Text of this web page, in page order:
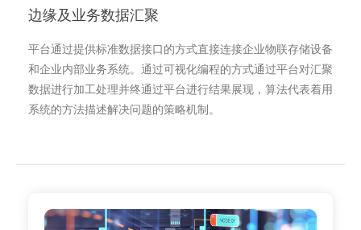
边缘及业务数据汇聚
平台通过提供标准数据接口的方式直接连接企业物联存储设备
和企业内部业务系统。通过可视化编程的方式通过平台对汇聚
数据进行加工处理并终通过平台进行结果展现，算法代表着用
系统的方法描述解决问题的策略机制。